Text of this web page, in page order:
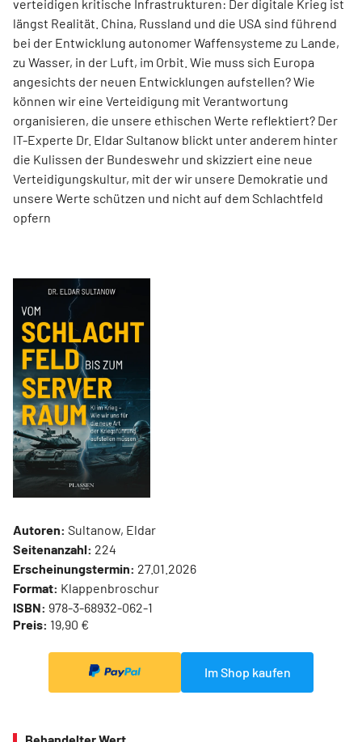
verteidigen kritische Infrastrukturen: Der digitale Krieg ist
längst Realität. China, Russland und die USA sind führend
bei der Entwicklung autonomer Waffensysteme zu Lande,
zu Wasser, in der Luft, im Orbit. Wie muss sich Europa
angesichts der neuen Entwicklungen aufstellen? Wie
können wir eine Verteidigung mit Verantwortung
organisieren, die unsere ethischen Werte reflektiert? Der
IT-Experte Dr. Eldar Sultanow blickt unter anderem hinter
die Kulissen der Bundeswehr und skizziert eine neue
Verteidigungskultur, mit der wir unsere Demokratie und
unsere Werte schützen und nicht auf dem Schlachtfeld
opfern
Autoren: Sultanow, Eldar
Seitenanzahl: 224
Erscheinungstermin: 27.01.2026
Format: Klappenbroschur
ISBN: 978-3-68932-062-1
Preis: 19,90 €
Im Shop kaufen